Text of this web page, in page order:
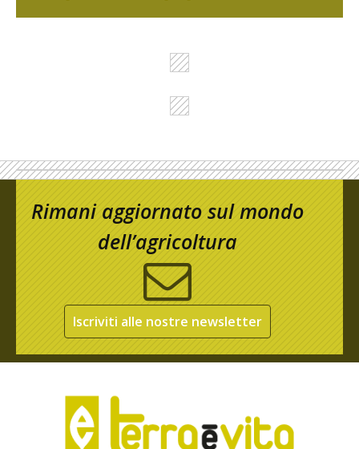
Rimani aggiornato sul mondo
dell’agricoltura
Iscriviti alle nostre newsletter